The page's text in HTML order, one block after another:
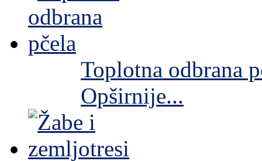
Toplotna odbrana
Opširnije...